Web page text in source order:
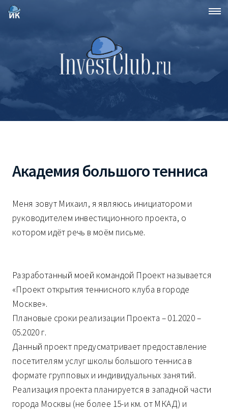
Академия большого тенниса
Меня зовут Михаил, я являюсь инициатором и
руководителем инвестиционного проекта, о
котором идёт речь в моём письме.
Разработанный моей командой Проект называется
«Проект открытия теннисного клуба в городе
Москве».
Плановые сроки реализации Проекта – 01.2020 –
05.2020 г.
Данный проект предусматривает предоставление
посетителям услуг школы большого тенниса в
формате групповых и индивидуальных занятий.
Реализация проекта планируется в западной части
города Москвы (не более 15-и км. от МКАД) и